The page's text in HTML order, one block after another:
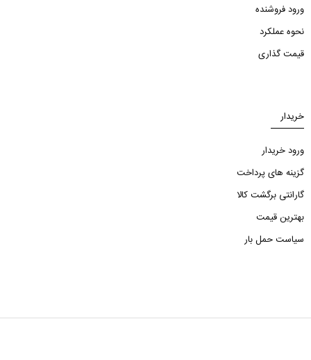
ورود فروشنده
نحوه عملکرد
قیمت گذاری
خریدار
ورود خریدار
گزینه های پرداخت
گارانتی برگشت کالا
بهترین قیمت
سیاست حمل بار